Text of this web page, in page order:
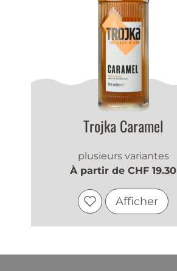
Trojka Caramel
plusieurs variantes
À partir de CHF 19.30
Afficher